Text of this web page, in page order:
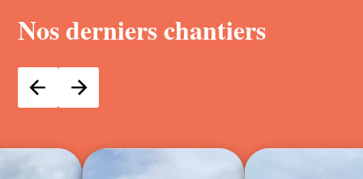
Nos derniers chantiers